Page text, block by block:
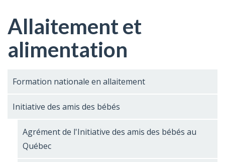
de
la
santé
Allaitement et
alimentation
Formation nationale en allaitement
Initiative des amis des bébés
Agrément de l'Initiative des amis des bébés au
Québec